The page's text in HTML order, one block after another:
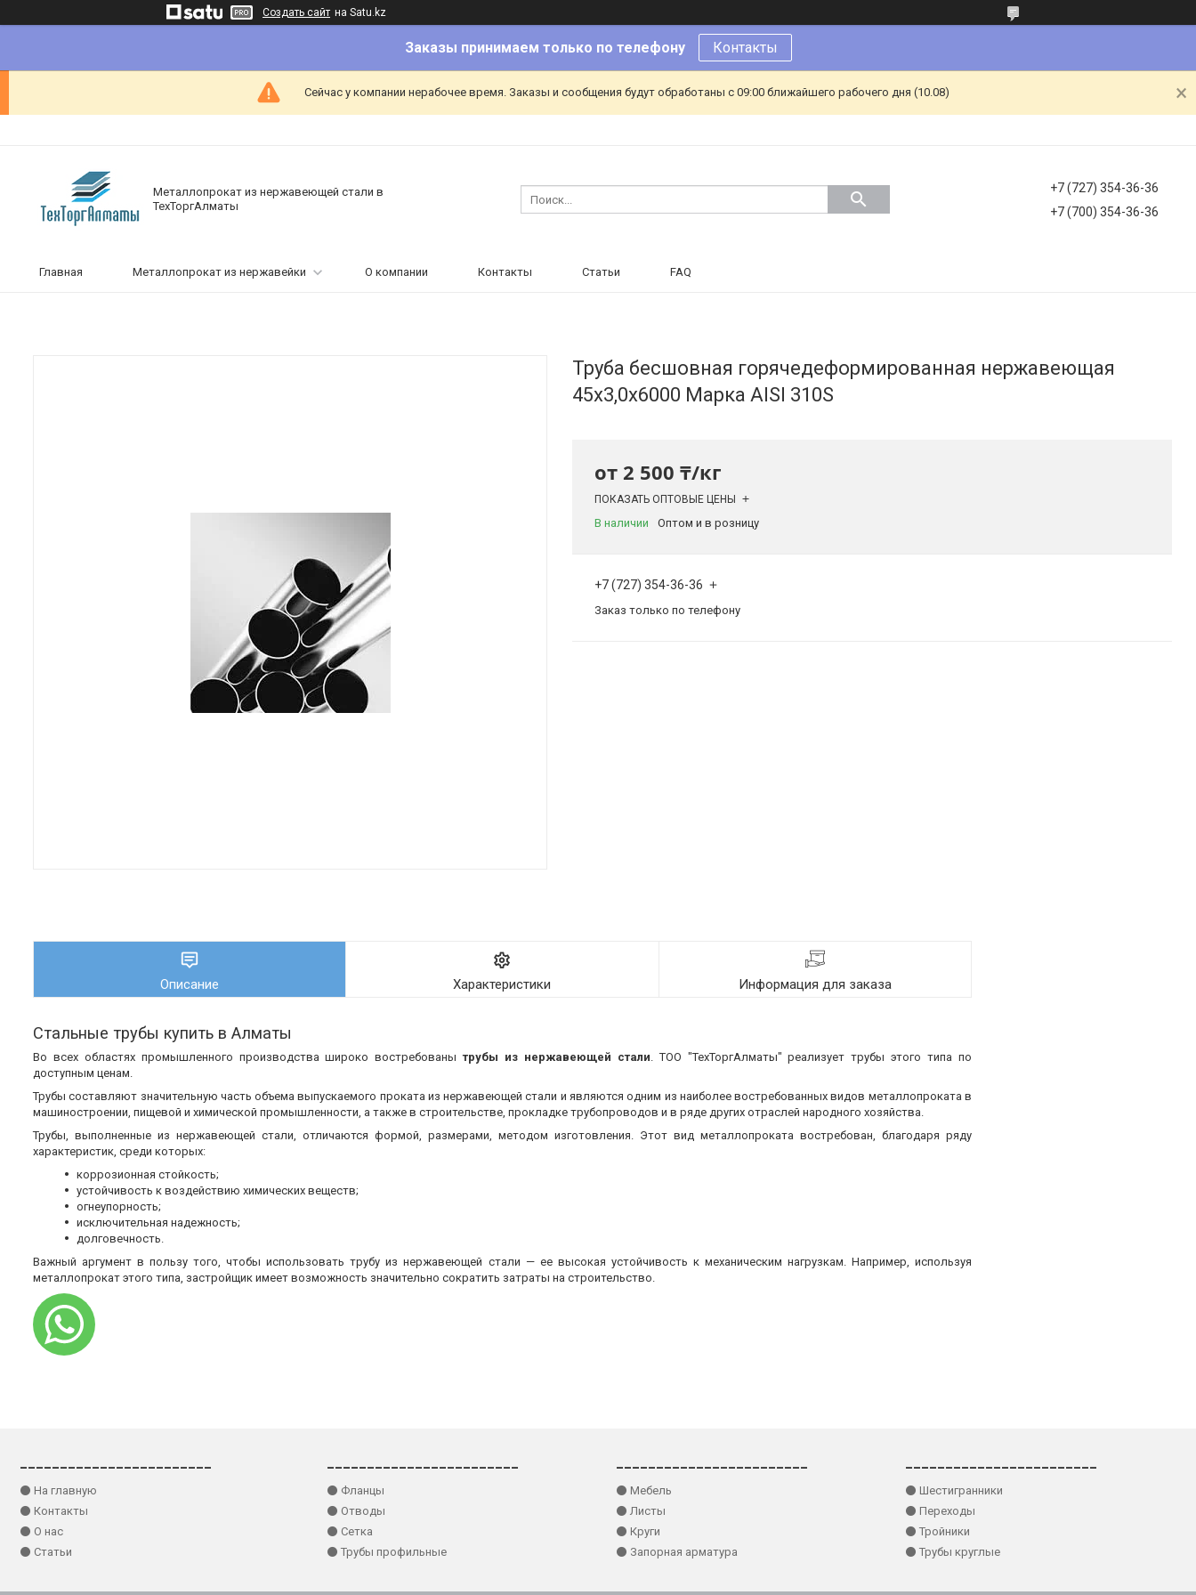
Создать сайт на Satu.kz
Заказы принимаем только по телефону Контакты
Сейчас у компании нерабочее время. Заказы и сообщения будут обработаны с 09:00 ближайшего рабочего дня (10.08)
Металлопрокат из нержавеющей стали в
ТехТоргАлматы
+7 (727) 354-36-36
+7 (700) 354-36-36
Главная Металлопрокат из нержавейки О компании Контакты Статьи FAQ
Труба бесшовная горячедеформированная нержавеющая
45х3,0х6000 Марка AISI 310S
от 2 500 ₸/кг
ПОКАЗАТЬ ОПТОВЫЕ ЦЕНЫ
В наличии Оптом и в розницу
+7 (727) 354-36-36
Заказ только по телефону
Описание Характеристики Информация для заказа
Стальные трубы купить в Алматы
Во всех областях промышленного производства широко востребованытрубы из нержавеющей стали. ТОО "ТехТоргАлматы" реализует трубы этого типа по
доступным ценам.
Трубы составляют значительную часть объема выпускаемого проката из нержавеющей стали и являются одним из наиболее востребованных видов металлопроката в
машиностроении, пищевой и химической промышленности, а также в строительстве, прокладке трубопроводов и в ряде других отраслей народного хозяйства.
Трубы, выполненные из нержавеющей стали, отличаются формой, размерами, методом изготовления. Этот вид металлопроката востребован, благодаря ряду
характеристик, среди которых:
коррозионная стойкость;
устойчивость к воздействию химических веществ;
огнеупорность;
исключительная надежность;
долговечность.
Важный аргумент в пользу того, чтобы использовать трубу из нержавеющей стали — ее высокая устойчивость к механическим нагрузкам. Например, используя
металлопрокат этого типа, застройщик имеет возможность значительно сократить затраты на строительство.
⚫ На главную
⚫ Контакты
⚫ О нас
⚫ Статьи
⚫ Фланцы
⚫ Отводы
⚫ Сетка
⚫ Трубы профильные
⚫ Мебель
⚫ Листы
⚫ Круги
⚫ Запорная арматура
⚫ Шестигранники
⚫ Переходы
⚫ Тройники
⚫ Трубы круглые